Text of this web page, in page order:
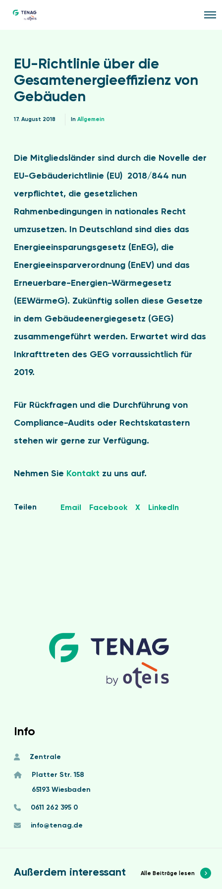
O
EU-Richtlinie über die
Gesamtenergieeffizienz von
Gebäuden
17. August 2018 In Allgemein
Die Mitgliedsländer sind durch die Novelle der
EU-Gebäuderichtlinie (EU) 2018/844 nun
verpflichtet, die gesetzlichen
Rahmenbedingungen in nationales Recht
umzusetzen. In Deutschland sind dies das
Energieeinsparungsgesetz (EnEG), die
Energieeinsparverordnung (EnEV) und das
Erneuerbare-Energien-Wärmegesetz
(EEWärmeG). Zukünftig sollen diese Gesetze
in dem Gebäudeenergiegesetz (GEG)
zusammengeführt werden. Erwartet wird das
Inkrafttreten des GEG vorraussichtlich für
2019.
Für Rückfragen und die Durchführung von
Compliance-Audits oder Rechtskatastern
stehen wir gerne zur Verfügung.
Nehmen Sie Kontakt zu uns auf.
Teilen Email Facebook X LinkedIn
Info
Zentrale
Platter Str. 158
65193 Wiesbaden
0611 262 395 0
info@tenag.de
Außerdem interessant Alle Beiträge lesen